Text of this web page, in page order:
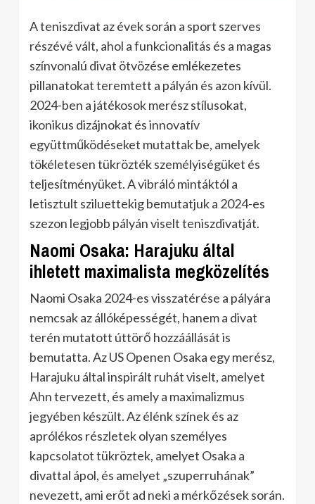
A teniszdivat az évek során a sport szerves
részévé vált, ahol a funkcionalitás és a magas
színvonalú divat ötvözése emlékezetes
pillanatokat teremtett a pályán és azon kívül.
2024-ben a játékosok merész stílusokat,
ikonikus dizájnokat és innovatív
együttműködéseket mutattak be, amelyek
tökéletesen tükrözték személyiségüket és
teljesítményüket. A vibráló mintáktól a
letisztult sziluettekig bemutatjuk a 2024-es
szezon legjobb pályán viselt teniszdivatját.
Naomi Osaka: Harajuku által
ihletett maximalista megközelítés
Naomi Osaka 2024-es visszatérése a pályára
nemcsak az állóképességét, hanem a divat
terén mutatott úttörő hozzáállását is
bemutatta. Az US Openen Osaka egy merész,
Harajuku által inspirált ruhát viselt, amelyet
Ahn tervezett, és amely a maximalizmus
jegyében készült. Az élénk színek és az
aprólékos részletek olyan személyes
kapcsolatot tükröztek, amelyet Osaka a
divattal ápol, és amelyet „szuperruhának”
nevezett, ami erőt ad neki a mérkőzések során.